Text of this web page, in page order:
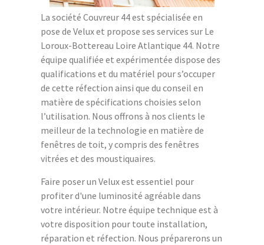
La société Couvreur 44 est spécialisée en
pose de Velux et propose ses services sur Le
Loroux-Bottereau Loire Atlantique 44. Notre
équipe qualifiée et expérimentée dispose des
qualifications et du matériel pour s’occuper
de cette réfection ainsi que du conseil en
matière de spécifications choisies selon
l’utilisation. Nous offrons à nos clients le
meilleur de la technologie en matière de
fenêtres de toit, y compris des fenêtres
vitrées et des moustiquaires.
Faire poser un Velux est essentiel pour
profiter d'une luminosité agréable dans
votre intérieur. Notre équipe technique est à
votre disposition pour toute installation,
réparation et réfection. Nous préparerons un